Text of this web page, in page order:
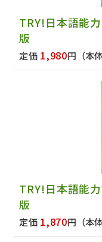
TRY!日本語能
版
定価 1,980円 （本
TRY!日本語能
版
定価 1,870円 （本